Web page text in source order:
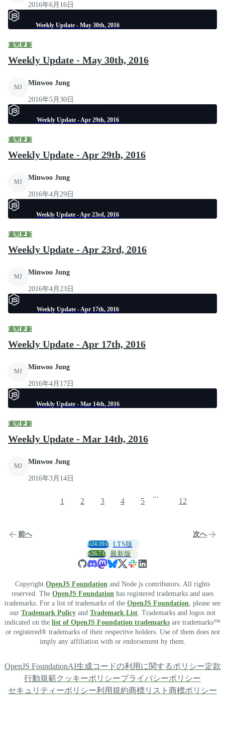
2016年6月16日
Weekly Update - May 30th, 2016
週間更新
Weekly Update - May 30th, 2016
MJ
Minwoo Jung
2016年5月30日
Weekly Update - Apr 29th, 2016
週間更新
Weekly Update - Apr 29th, 2016
MJ
Minwoo Jung
2016年4月29日
Weekly Update - Apr 23rd, 2016
週間更新
Weekly Update - Apr 23rd, 2016
MJ
Minwoo Jung
2016年4月23日
Weekly Update - Apr 17th, 2016
週間更新
Weekly Update - Apr 17th, 2016
MJ
Minwoo Jung
2016年4月17日
Weekly Update - Mar 14th, 2016
週間更新
Weekly Update - Mar 14th, 2016
MJ
Minwoo Jung
2016年3月14日
前へ
1 2 3 4 5
...
12
次へ
v24.19.0 LTS版
v26.7.0 最新版
Copyright OpenJS Foundation and Node.js contributors. All rights
reserved. The OpenJS Foundation has registered trademarks and uses
trademarks. For a list of trademarks of the OpenJS Foundation , please see
our Trademark Policy and Trademark List . Trademarks and logos not
indicated on the list of OpenJS Foundation trademarks are trademarks™
or registered® trademarks of their respective holders. Use of them does not
imply any affiliation with or endorsement by them.
OpenJS FoundationAI生成コードの利用に関するポリシー定款
行動規範クッキーポリシープライバシーポリシー
セキュリティーポリシー利用規約商標リスト 商標ポリシー